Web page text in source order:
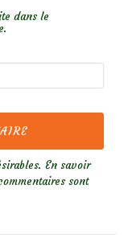
dans le
En savoir
sont